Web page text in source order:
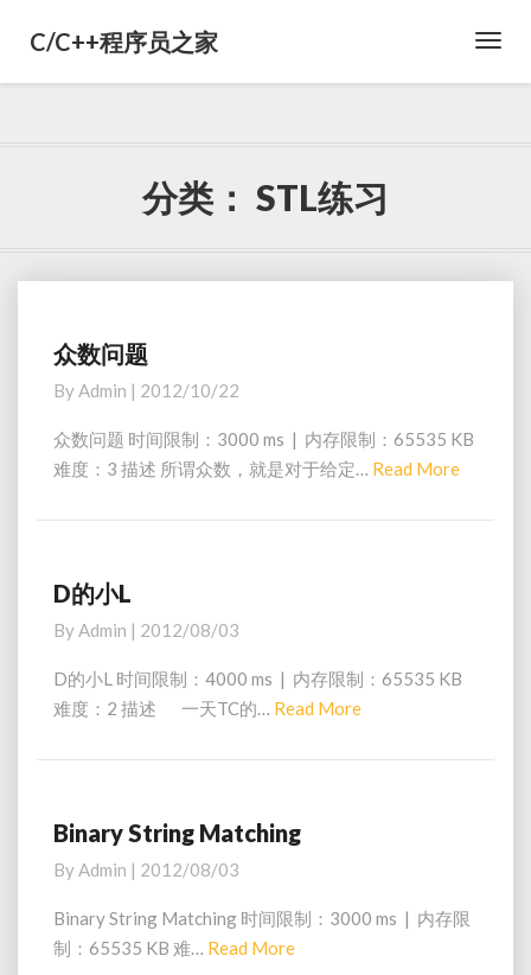
C/C++程序员之家
分类： STL练习
众
数
问
题
众数问题
ByAdmin | 2012/10/22
众数问题 时间限制：3000 ms | 内存限制：65535 KB
难度：3 描述 所谓众数，就是对于给定… Read More
a
e
D
的
小
L
D的小L
ByAdmin | 2012/08/03
D的小L 时间限制：4000 ms | 内存限制：65535 KB
难度：2 描述 一天TC的… Read More
a
e
B
i
n
a
r
y
Binary String Matching
ByAdmin | 2012/08/03
Binary String Matching 时间限制：3000 ms | 内存限
制：65535 KB 难… Read More